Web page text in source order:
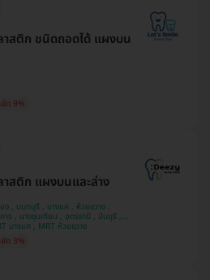
สติก ชนิดถอดได้ แผงบน
ยัด 9%
สติก แผงบนและล่าง
BTS หมอชิต , MRT สวนจตุจักร , MRT บางแค , MRT ห้วยขวาง
ยัด 3%